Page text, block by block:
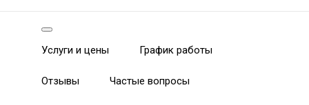
Услуги и цены График работы
Отзывы Частые вопросы